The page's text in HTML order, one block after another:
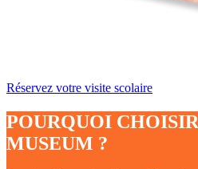
Réservez votre visite scolaire
POURQUOI
MUSEUM ?